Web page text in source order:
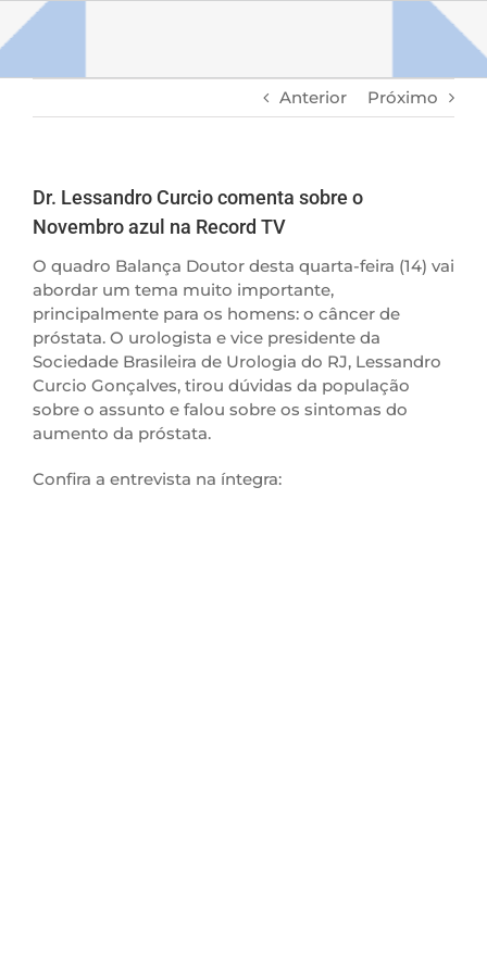
para
conteúdo
Anterior Próximo
Dr. Lessandro Curcio comenta sobre o
Novembro azul na Record TV
O quadro Balança Doutor desta quarta-feira (14) vai
abordar um tema muito importante,
principalmente para os homens: o câncer de
próstata. O urologista e vice presidente da
Sociedade Brasileira de Urologia do RJ, Lessandro
Curcio Gonçalves, tirou dúvidas da população
sobre o assunto e falou sobre os sintomas do
aumento da próstata.
Confira a entrevista na íntegra: